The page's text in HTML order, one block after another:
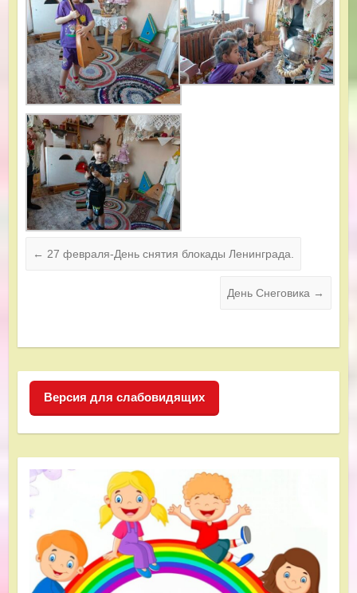
← 27 февраля-День снятия блокады Ленинграда.
День Снеговика →
Версия для слабовидящих